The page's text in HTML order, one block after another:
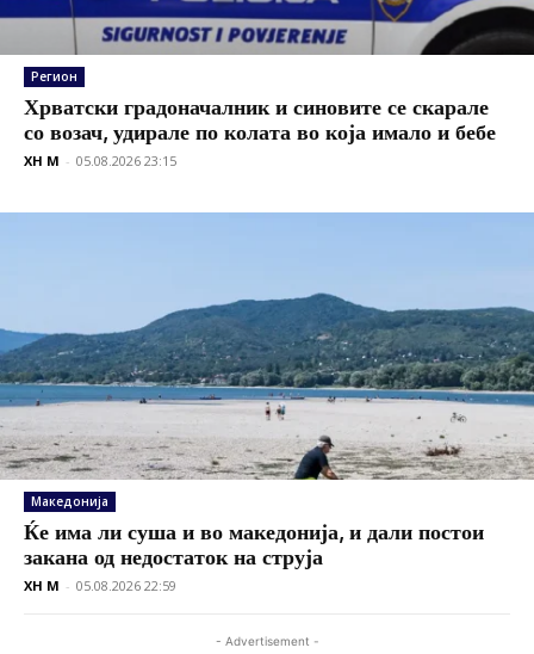
Регион
Хрватски градоначалник и синовите се скарале
со возач, удирале по колата во која имало и бебе
XH M - 05.08.2026 23:15
Македонија
Ќе има ли суша и во македонија, и дали постои
закана од недостаток на струја
XH M - 05.08.2026 22:59
- Advertisement -